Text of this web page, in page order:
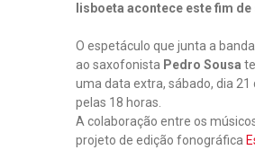
lisboeta acontece este fim de
O espetáculo que junta a banda
ao saxofonista Pedro Sousa
uma data extra, sábado, dia 21
pelas 18 horas.
A colaboração entre os
projeto de edição fonográfica